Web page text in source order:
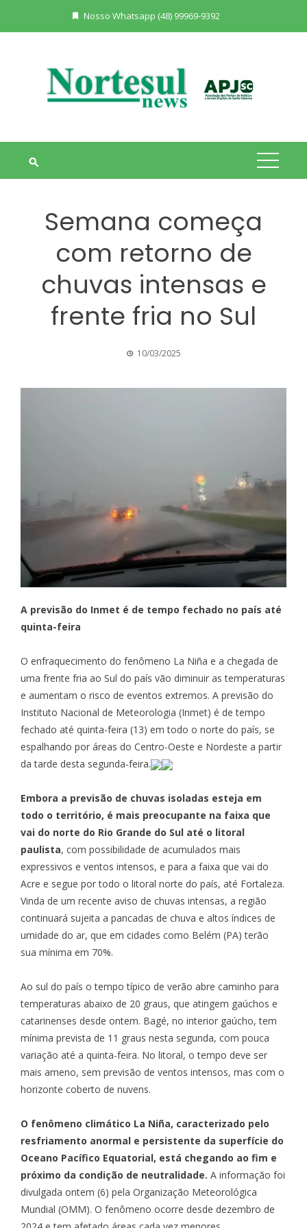
Nosso Whatsapp (48) 99969-9392
Semana começa
com retorno de
chuvas intensas e
frente fria no Sul
10/03/2025
A previsão do Inmet é de tempo fechado no país até
quinta-feira
O enfraquecimento do fenômeno La Niña e a chegada de
uma frente fria ao Sul do país vão diminuir as temperaturas
e aumentam o risco de eventos extremos. A previsão do
Instituto Nacional de Meteorologia (Inmet) é de tempo
fechado até quinta-feira (13) em todo o norte do país, se
espalhando por áreas do Centro-Oeste e Nordeste a partir
da tarde desta segunda-feira.
Embora a previsão de chuvas isoladas esteja em
todo o território, é mais preocupante na faixa que
vai do norte do Rio Grande do Sul até o litoral
paulista, com possibilidade de acumulados mais
expressivos e ventos intensos, e para a faixa que vai do
Acre e segue por todo o litoral norte do país, até Fortaleza.
Vinda de um recente aviso de chuvas intensas, a região
continuará sujeita a pancadas de chuva e altos índices de
umidade do ar, que em cidades como Belém (PA) terão
sua mínima em 70%.
Ao sul do país o tempo típico de verão abre caminho para
temperaturas abaixo de 20 graus, que atingem gaúchos e
catarinenses desde ontem. Bagé, no interior gaúcho, tem
mínima prevista de 11 graus nesta segunda, com pouca
variação até a quinta-feira. No litoral, o tempo deve ser
mais ameno, sem previsão de ventos intensos, mas com o
horizonte coberto de nuvens.
O fenômeno climático La Niña, caracterizado pelo
resfriamento anormal e persistente da superfície do
Oceano Pacífico Equatorial, está chegando ao fim e
próximo da condição de neutralidade. A informação foi
divulgada ontem (6) pela Organização Meteorológica
Mundial (OMM). O fenômeno ocorre desde dezembro de